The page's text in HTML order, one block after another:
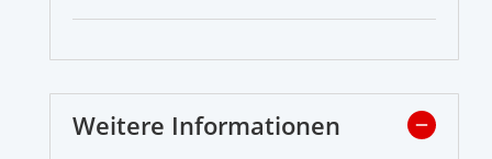
Weitere Informationen